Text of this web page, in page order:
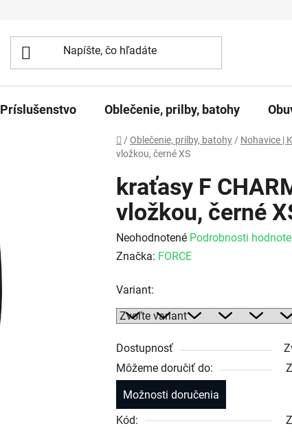
Príslušenstvo Oblečenie, prilby, batohy
Domov
/ Oblečenie, prilby, batohy / Nohavice |
vložkou, černé XS
kraťasy F
vložkou, černé
Priemerné hodnotenie produktu je
Neohodnotené Podrobnosti
Značka: FORCE
Variant:
Dostupnosť
Môžeme doručiť do:
Možnosti doručenia
Kód: